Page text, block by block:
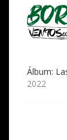
Álbum:
2022